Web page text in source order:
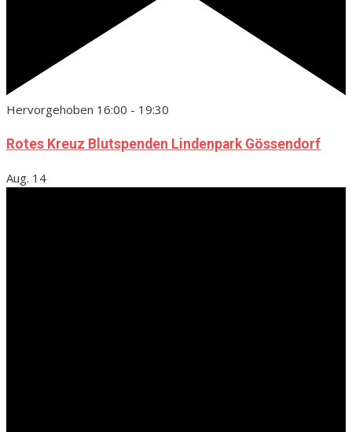
Hervorgehoben 16:00 - 19:30
Rotes Kreuz Blutspenden Lindenpark Gössendorf
Aug. 14